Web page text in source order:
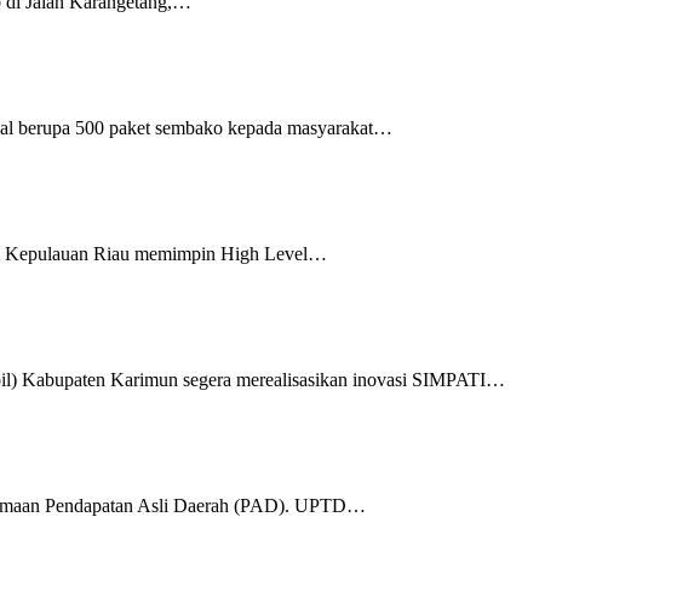
berupa 500 paket sembako kepada masyarakat…
Kepulauan Riau memimpin High Level…
Kabupaten Karimun segera merealisasikan inovasi SIMPATI…
Pendapatan Asli Daerah (PAD). UPTD…